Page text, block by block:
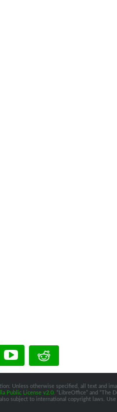
Unless otherwise specified, all text and
Public License v2.0 . “LibreOffice” and “The
subject to international copyright laws.